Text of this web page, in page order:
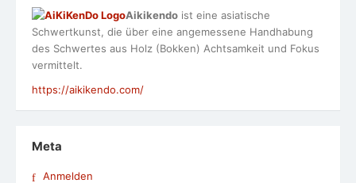
Aikikendo ist eine asiatische
Schwertkunst, die über eine angemessene Handhabung
des Schwertes aus Holz (Bokken) Achtsamkeit und Fokus
vermittelt.
https://aikikendo.com/
Meta
Anmelden